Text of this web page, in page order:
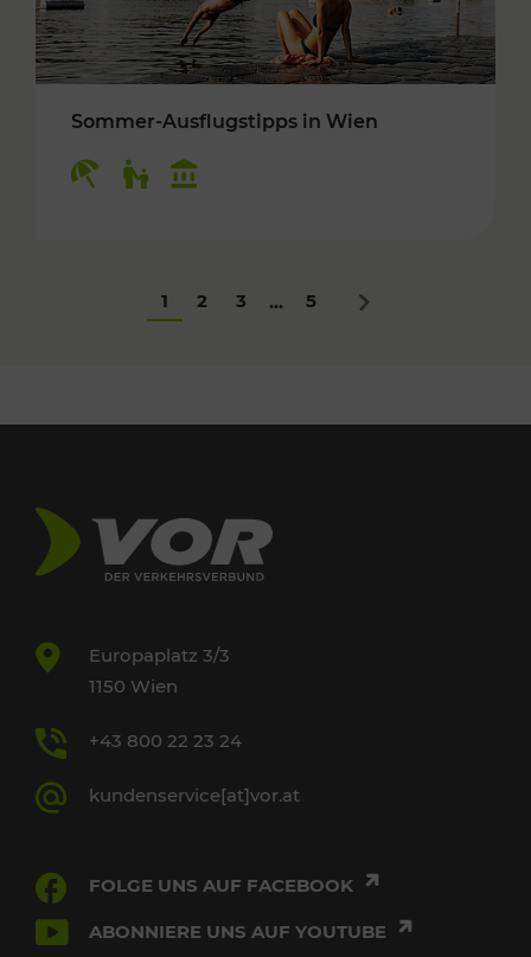
Sommer-Ausflugstipps in Wien
1 2 3 ... 5 Nächstes
Europaplatz 3/3
1150 Wien
+43 800 22 23 24
kundenservice[at]vor.at
FOLGE UNS AUF FACEBOOK
ABONNIERE UNS AUF YOUTUBE